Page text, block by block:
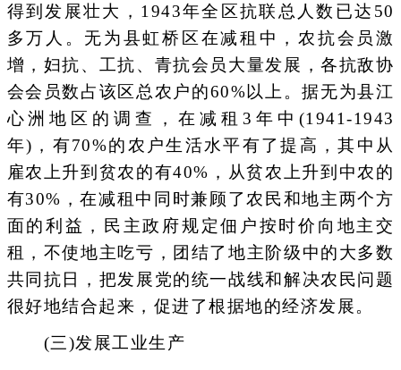
得到发展壮大，1943年全区抗联总人数已达50
多万人。无为县虹桥区在减租中，农抗会员激
增，妇抗、工抗、青抗会员大量发展，各抗敌协
会会员数占该区总农户的60%以上。据无为县江
心洲地区的调查，在减租3年中(1941-1943
年)，有70%的农户生活水平有了提高，其中从
雇农上升到贫农的有40%，从贫农上升到中农的
有30%，在减租中同时兼顾了农民和地主两个方
面的利益，民主政府规定佃户按时价向地主交
租，不使地主吃亏，团结了地主阶级中的大多数
共同抗日，把发展党的统一战线和解决农民问题
很好地结合起来，促进了根据地的经济发展。
(三)发展工业生产